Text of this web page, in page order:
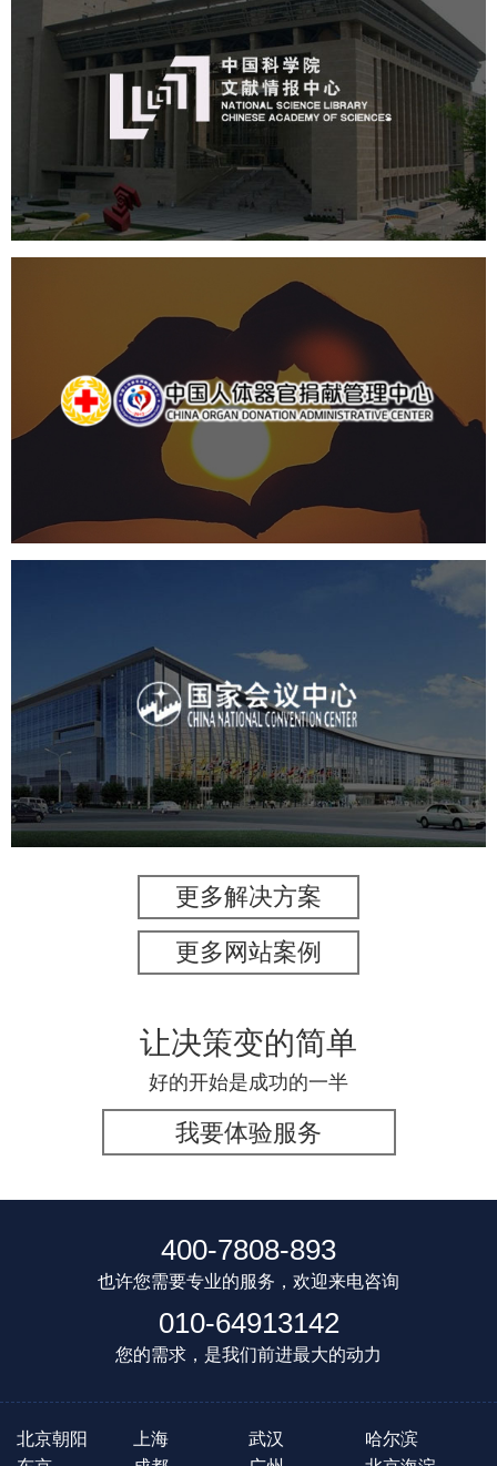
中国科学院文献情报中心
网站建设
数字博物馆建设
展厅空间设计
产品展厅设计
中国人体器官捐献管理中心
国企 品牌官网 网站建设
国家会议中心
专业服务 网站建设 网站设计
更多解决方案
更多网站案例
让决策变的简单
好的开始是成功的一半
我要体验服务
400-7808-893
也许您需要专业的服务，欢迎来电咨询
010-64913142
您的需求，是我们前进最大的动力
北京朝阳 上海 武汉
哈尔滨